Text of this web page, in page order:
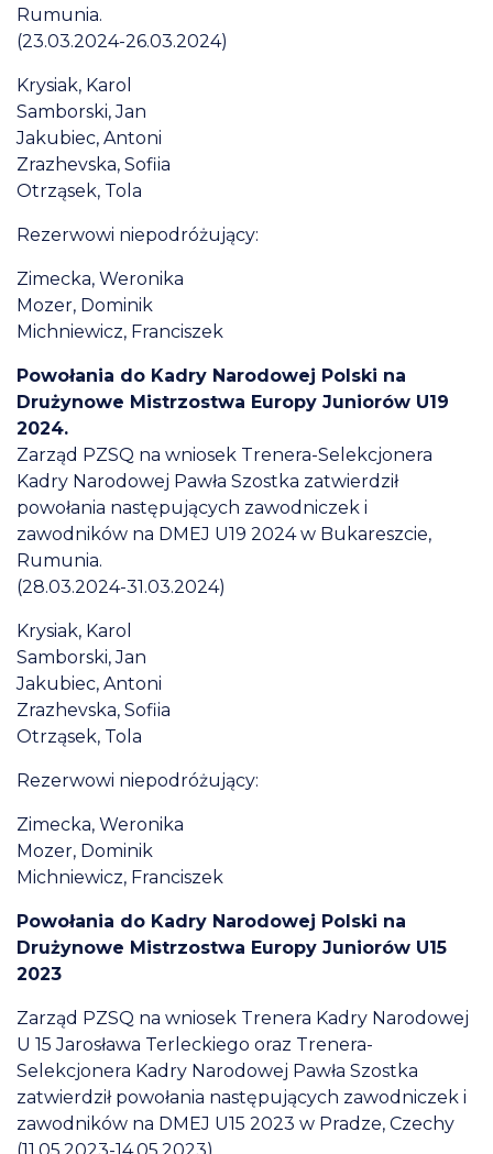
Rumunia.
(23.03.2024-26.03.2024)
Krysiak, Karol
Samborski, Jan
Jakubiec, Antoni
Zrazhevska, Sofiia
Otrząsek, Tola
Rezerwowi niepodróżujący:
Zimecka, Weronika
Mozer, Dominik
Michniewicz, Franciszek
Powołania do Kadry Narodowej Polski na
Drużynowe Mistrzostwa Europy Juniorów U19
2024.
Zarząd PZSQ na wniosek Trenera-Selekcjonera
Kadry Narodowej Pawła Szostka zatwierdził
powołania następujących zawodniczek i
zawodników na DMEJ U19 2024 w Bukareszcie,
Rumunia.
(28.03.2024-31.03.2024)
Krysiak, Karol
Samborski, Jan
Jakubiec, Antoni
Zrazhevska, Sofiia
Otrząsek, Tola
Rezerwowi niepodróżujący:
Zimecka, Weronika
Mozer, Dominik
Michniewicz, Franciszek
Powołania do Kadry Narodowej Polski na
Drużynowe Mistrzostwa Europy Juniorów U15
2023
Zarząd PZSQ na wniosek Trenera Kadry Narodowej
U 15 Jarosława Terleckiego oraz Trenera-
Selekcjonera Kadry Narodowej Pawła Szostka
zatwierdził powołania następujących zawodniczek i
zawodników na DMEJ U15 2023 w Pradze, Czechy
(11.05.2023-14.05.2023)